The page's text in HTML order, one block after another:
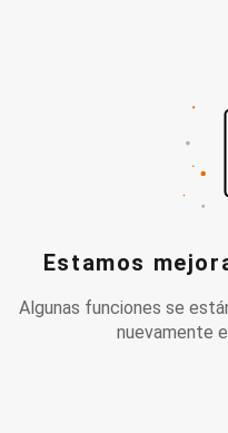
Estamos
Algunas funciones se
nuevamente